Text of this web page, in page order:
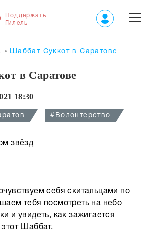
Поддержать
Гилель
Шаббат Суккот в Саратове
в Саратове
18:30
#Волонтерство
звёзд
себя скитальцами по
тебя посмотреть на небо
и увидеть, как зажигается
этот Шаббат.